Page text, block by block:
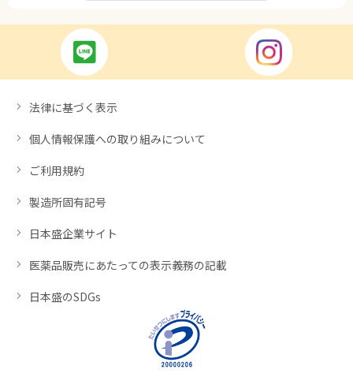
法律に基づく表示
個人情報保護への取り組みについて
ご利用規約
製造所固有記号
日本盛企業サイト
医薬品販売にあたっての表示義務の記載
日本盛のSDGs